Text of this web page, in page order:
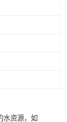
水资源，如